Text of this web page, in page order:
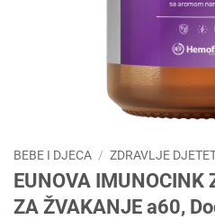
BEBE I DJECA / ZDRAVLJE
EUNOVA IMUNOCINK
ZA ŽVAKANJE a60,